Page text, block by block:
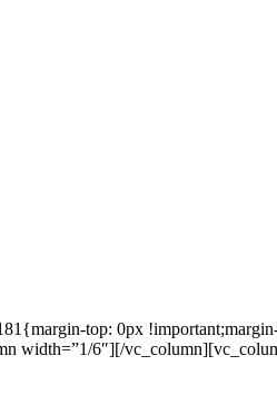
top: 0px
width=”1/6″][/